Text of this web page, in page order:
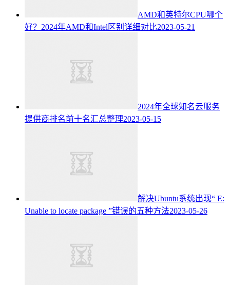
AMD和英特尔CPU哪个
好？2024年AMD和Intel区别详细对比2023-05-21
2024年全球知名云服务
提供商排名前十名汇总整理2023-05-15
解决Ubuntu系统出现“ E:
Unable to locate package ”错误的五种方法2023-05-26